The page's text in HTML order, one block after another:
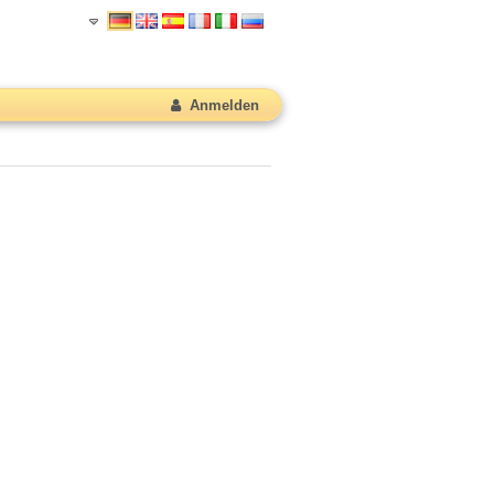
Anmelden